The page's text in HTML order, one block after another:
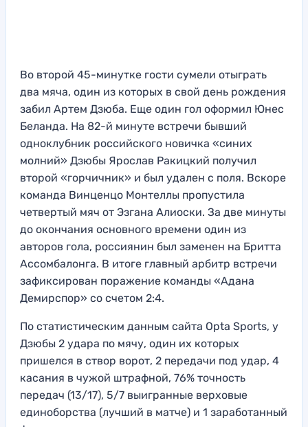
Во второй 45-минутке гости сумели отыграть
два мяча, один из которых в свой день рождения
забил Артем Дзюба. Еще один гол оформил Юнес
Беланда. На 82-й минуте встречи бывший
одноклубник российского новичка «синих
молний» Дзюбы Ярослав Ракицкий получил
второй «горчичник» и был удален с поля. Вскоре
команда Винценцо Монтеллы пропустила
четвертый мяч от Эзгана Алиоски. За две минуты
до окончания основного времени один из
авторов гола, россиянин был заменен на Бритта
Ассомбалонга. В итоге главный арбитр встречи
зафиксирован поражение команды «Адана
Демирспор» со счетом 2:4.
По статистическим данным сайта Opta Sports, у
Дзюбы 2 удара по мячу, один их которых
пришелся в створ ворот, 2 передачи под удар, 4
касания в чужой штрафной, 76% точность
передач (13/17), 5/7 выигранные верховые
единоборства (лучший в матче) и 1 заработанный